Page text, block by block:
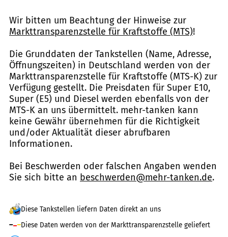
Wir bitten um Beachtung der Hinweise zur
Markttransparenzstelle für Kraftstoffe (MTS)!
Die Grunddaten der Tankstellen (Name, Adresse,
Öffnungszeiten) in Deutschland werden von der
Markttransparenzstelle für Kraftstoffe (MTS-K) zur
Verfügung gestellt. Die Preisdaten für Super E10,
Super (E5) und Diesel werden ebenfalls von der
MTS-K an uns übermittelt. mehr-tanken kann
keine Gewähr übernehmen für die Richtigkeit
und/oder Aktualität dieser abrufbaren
Informationen.
Bei Beschwerden oder falschen Angaben wenden
Sie sich bitte an beschwerden@mehr-tanken.de.
Diese Tankstellen liefern Daten direkt an uns
Diese Daten werden von der Markttransparenzstelle geliefert